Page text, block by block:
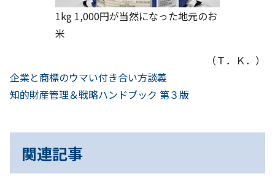
1kg 1,000円が当然になった地元のお
米
（Ｔ．Ｋ．）
投
稿
ナ
ビ
前
へ
企業と商標のウマい付き合い方談義
次
知的財産管理＆戦略ハンドブック 第３版
関連記事